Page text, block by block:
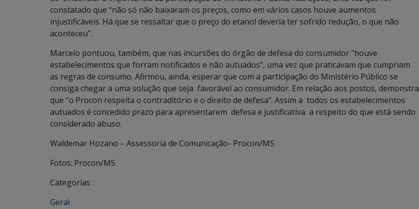
constatado que “não só não baixaram os preços, como em vários casos houve aumentos
injustificáveis. Há que se ressaltar que o preço do etanol deveria ter sofrido redução, o que não
aconteceu”.
Marcelo pontuou, também, que nas incursões do órgão de defesa do consumidor “houve
estabelecimentos que forram notificados e não autuados”, uma vez que praticavam que cumpriam
as regras de consumo. Afirmou, ainda, esperar que com a participação do Ministério Público se
consiga chegar a uma solução que seja favorável ao consumidor. Em relação aos postos, demonstra
que “o Procon respeita o contraditório e o direito de defesa”. Assim a todos os estabelecimentos
autuados é concedido prazo para apresentarem defesa e justificativa a respeito do que está sendo
considerado abuso.
Waldemar Hozano – Assessoria de Comunicação- Procon/MS
Fotos: Procon/MS
Categorias :
Geral